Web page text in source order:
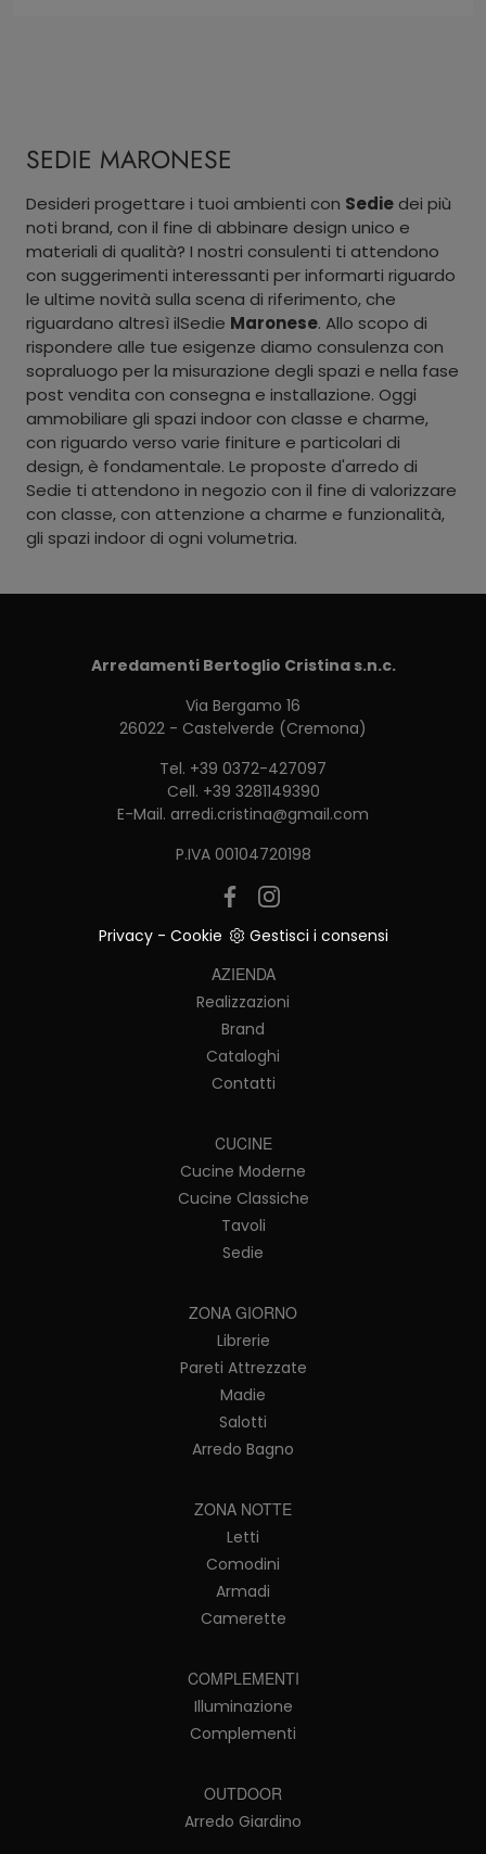
SEDIE MARONESE
Desideri progettare i tuoi ambienti con Sedie dei più
noti brand, con il fine di abbinare design unico e
materiali di qualità? I nostri consulenti ti attendono
con suggerimenti interessanti per informarti riguardo
le ultime novità sulla scena di riferimento, che
riguardano altresì ilSedie Maronese. Allo scopo di
rispondere alle tue esigenze diamo consulenza con
sopraluogo per la misurazione degli spazi e nella fase
post vendita con consegna e installazione. Oggi
ammobiliare gli spazi indoor con classe e charme,
con riguardo verso varie finiture e particolari di
design, è fondamentale. Le proposte d'arredo di
Sedie ti attendono in negozio con il fine di valorizzare
con classe, con attenzione a charme e funzionalità,
gli spazi indoor di ogni volumetria.
Arredamenti Bertoglio Cristina s.n.c.
Via Bergamo 16
26022 - Castelverde (Cremona)
Tel. +39 0372-427097
Cell. +39 3281149390
E-Mail. arredi.cristina@gmail.com
P.IVA 00104720198
Privacy- Cookie
Gestisci i consensi
AZIENDA
Realizzazioni
Brand
Cataloghi
Contatti
CUCINE
Cucine Moderne
Cucine Classiche
Tavoli
Sedie
ZONA GIORNO
Librerie
Pareti Attrezzate
Madie
Salotti
Arredo Bagno
ZONA NOTTE
Letti
Comodini
Armadi
Camerette
COMPLEMENTI
Illuminazione
Complementi
OUTDOOR
Arredo Giardino